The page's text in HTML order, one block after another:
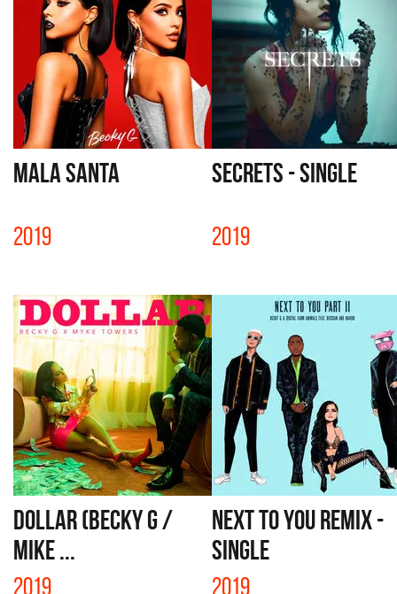
MALA SANTA
2019
SECRETS - SINGLE
2019
DOLLAR (BECKY G /
MIKE ...
2019
NEXT TO YOU REMIX -
SINGLE
2019